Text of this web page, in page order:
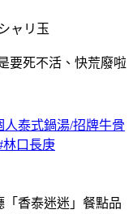
要死不活、快荒廢啦
泰式鍋湯/招牌牛骨
林口長庚
「香泰迷迷」餐點品